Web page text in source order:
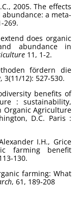
2005. The effects
a meta-
269.
does organic
abundance in
11, 1-2.
fördern die
, 3(11/12): 527-530.
benefits of
: sustainability,
Organic Agriculture
D.C. Paris :
I.H., Grice
farming benefit
130.
farming: What
, 61, 189‐208